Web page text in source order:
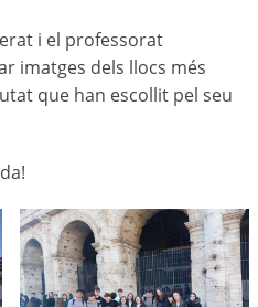
i el professorat
imatges dels llocs més
que han escollit pel seu